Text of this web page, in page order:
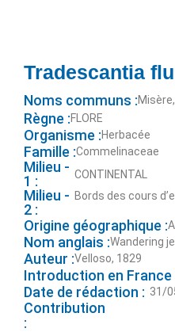
Tradescantia
Noms communs :
Règne :FLORE
Organisme :Herbacée
Famille :Commelinaceae
Milieu -
1 :
CONTINENTAL
Milieu -
2 :
Bords des cours
Origine géographique :
Nom anglais :Wandering
Auteur :Velloso, 1829
Introduction en France
Date de rédaction : 31/
Contribution
: